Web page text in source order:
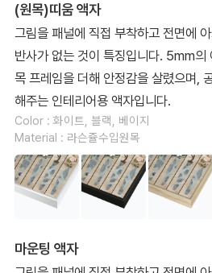
(원목)띠움 액자
그림을 패널에 직접 부착하고 전면에
반사가 없는 것이 특징입니다. 5mm의
목 프레임을 더해 안정감을 살렸으며,
해주는 인테리어용 액자입니다.
Color : 화이트, 블랙, 베이지
Material : 라슨쥴수입원목
마운팅 액자